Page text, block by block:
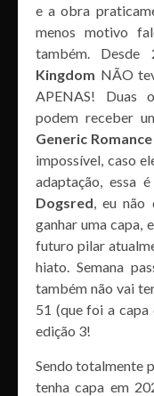
e a obra
menos motivo
também.
Kingdom NÃO
APENAS! Duas
podem receber
Generic Romance
impossível, caso
adaptação, essa
Dogsred , eu
ganhar uma capa,
futuro pilar
hiato. Semana
também não vai
51 (que foi a
edição 3!
Sendo totalmente
tenha capa em